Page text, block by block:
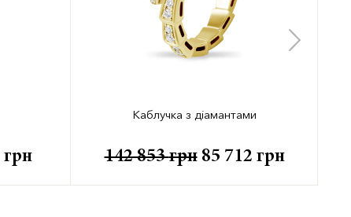
грн
Каблучка з діамантами
142 853грн 85 712 грн